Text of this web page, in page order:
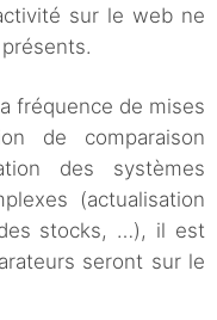
sur le web ne
fréquence de mises
de comparaison
des systèmes
(actualisation
stocks, …), il est
seront sur le